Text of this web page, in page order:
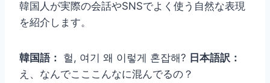
韓国人が実際の会話やSNSでよく使う自然な表現
を紹介します。
韓国語： 헐, 여기 왜 이렇게 혼잡해? 日本語訳：
え、なんでこここんなに混んでるの？